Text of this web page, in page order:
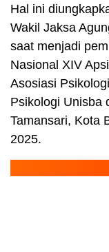
Hal ini
Wakil Jaksa
saat menjadi
Nasional XIV
Asosiasi
Psikologi Unisba
Tamansari, Kota
2025.